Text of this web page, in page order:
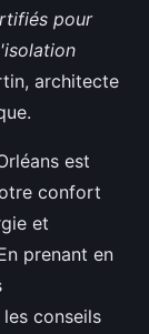
pour
architecte
est
confort
et
prenant en
conseils